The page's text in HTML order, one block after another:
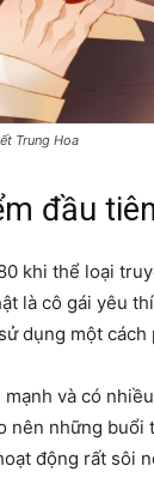
Trung Hoa
đầu
khi thể loại
là cô gái yêu
dụng một cách
và có
nên những
động rất sôi